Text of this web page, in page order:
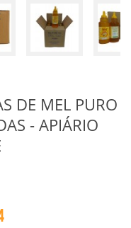
DE MEL PURO
- APIÁRIO